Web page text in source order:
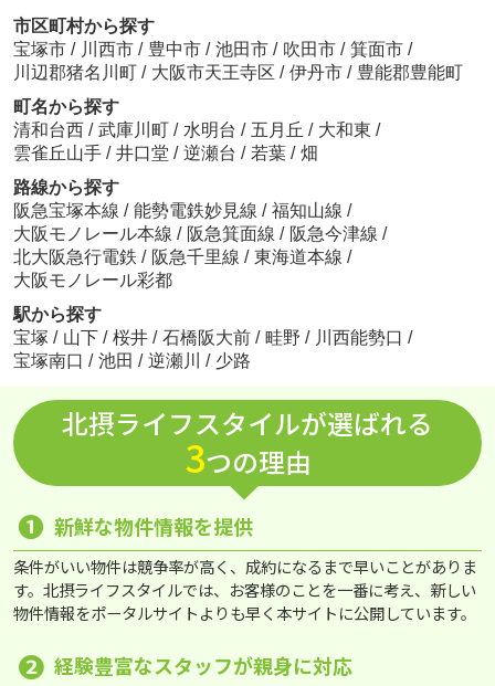
市区町村から探す
宝塚市 / 川西市 / 豊中市 / 池田市 / 吹田市 / 箕面市 /
川辺郡猪名川町 / 大阪市天王寺区 / 伊丹市 / 豊能郡豊能町
町名から探す
清和台西 / 武庫川町 / 水明台 / 五月丘 / 大和東 /
雲雀丘山手 / 井口堂 / 逆瀬台 / 若葉 / 畑
路線から探す
阪急宝塚本線 / 能勢電鉄妙見線 / 福知山線 /
大阪モノレール本線 / 阪急箕面線 / 阪急今津線 /
北大阪急行電鉄 / 阪急千里線 / 東海道本線 /
大阪モノレール彩都
駅から探す
宝塚 / 山下 / 桜井 / 石橋阪大前 / 畦野 / 川西能勢口 /
宝塚南口 / 池田 / 逆瀬川 / 少路
北摂ライフスタイルが選ばれる
3つの理由
❶ 新鮮な物件情報を提供
条件がいい物件は競争率が高く、成約になるまで早いことがありま
す。北摂ライフスタイルでは、お客様のことを一番に考え、新しい
物件情報をポータルサイトよりも早く本サイトに公開しています。
❷ 経験豊富なスタッフが親身に対応